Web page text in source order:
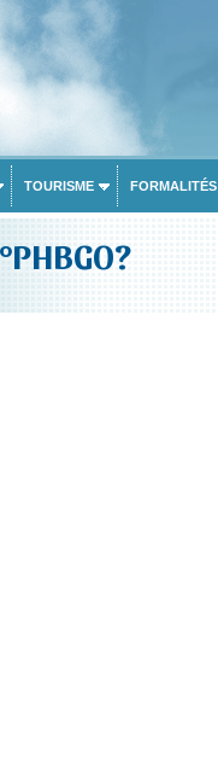
TOURISME FORMALITÉS